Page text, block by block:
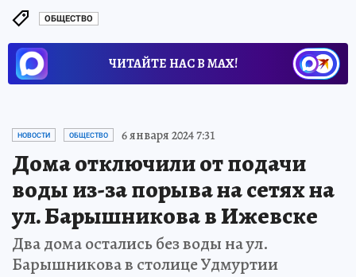
ОБЩЕСТВО
ЧИТАЙТЕ НАС В МАХ!
НОВОСТИ ОБЩЕСТВО 6 января 2024 7:31
Дома отключили от подачи
воды из-за порыва на сетях на
ул. Барышникова в Ижевске
Два дома остались без воды на ул.
Барышникова в столице Удмуртии